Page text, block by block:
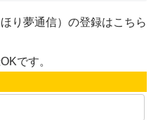
り夢通信）の登録はこちら
です。